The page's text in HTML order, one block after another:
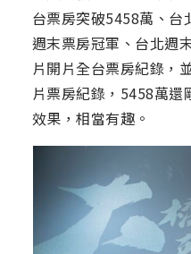
台票房突破5458萬、台
週末票房冠軍、台北週
片開片全台票房紀錄，
片票房紀錄，5458萬還
效果，相當有趣。